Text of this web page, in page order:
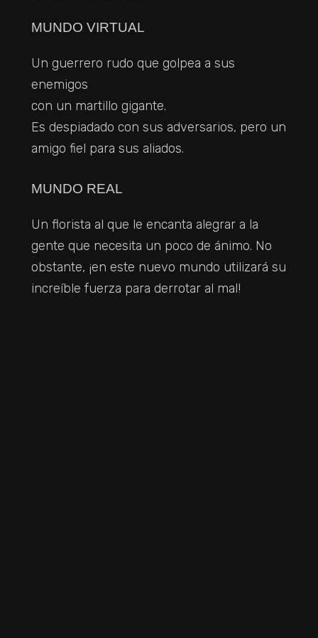
MUNDO VIRTUAL
Un guerrero rudo que golpea a sus
enemigos
con un martillo gigante.
Es despiadado con sus adversarios, pero un
amigo fiel para sus aliados.
MUNDO REAL
Un florista al que le encanta alegrar a la
gente que necesita un poco de ánimo. No
obstante, ¡en este nuevo mundo utilizará su
increíble fuerza para derrotar al mal!